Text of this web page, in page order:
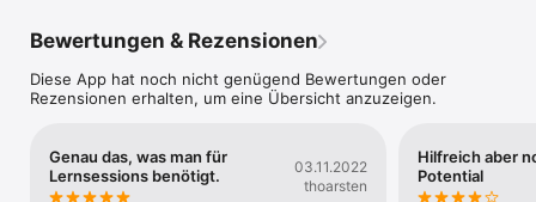
Be Focused auf Ihrem iPhone, iPad oder Mac - alles bleibt
Aufgabenverwaltung
•	Erstellen und verwalten Sie Aufgaben
•	Notizen, Tags und Fälligkeitsdaten zu Aufgaben
hinzufügen
Bewertungen & Rezensionen
Diese App hat noch nicht genügend Bewertungen oder
Rezensionen erhalten, um eine Übersicht anzuzeigen.
Genau das, was man für
Lernsessions benötigt.
03.11.2022
thoarsten
Hilfreich aber
Potential